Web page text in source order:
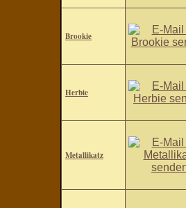
Brookie
Herbie
Metallikatz